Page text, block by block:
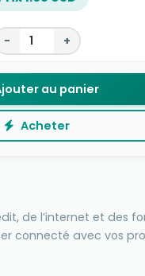
− +
au panier
Acheter
de l’internet et des
connecté avec vos